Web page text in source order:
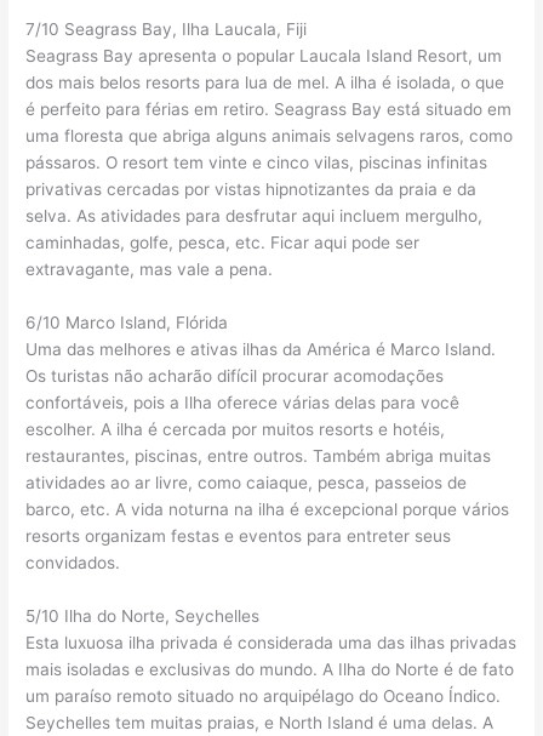
7/10 Seagrass Bay, Ilha Laucala, Fiji
Seagrass Bay apresenta o popular Laucala Island Resort, um
dos mais belos resorts para lua de mel. A ilha é isolada, o que
é perfeito para férias em retiro. Seagrass Bay está situado em
uma floresta que abriga alguns animais selvagens raros, como
pássaros. O resort tem vinte e cinco vilas, piscinas infinitas
privativas cercadas por vistas hipnotizantes da praia e da
selva. As atividades para desfrutar aqui incluem mergulho,
caminhadas, golfe, pesca, etc. Ficar aqui pode ser
extravagante, mas vale a pena.
6/10 Marco Island, Flórida
Uma das melhores e ativas ilhas da América é Marco Island.
Os turistas não acharão difícil procurar acomodações
confortáveis, pois a Ilha oferece várias delas para você
escolher. A ilha é cercada por muitos resorts e hotéis,
restaurantes, piscinas, entre outros. Também abriga muitas
atividades ao ar livre, como caiaque, pesca, passeios de
barco, etc. A vida noturna na ilha é excepcional porque vários
resorts organizam festas e eventos para entreter seus
convidados.
5/10 Ilha do Norte, Seychelles
Esta luxuosa ilha privada é considerada uma das ilhas privadas
mais isoladas e exclusivas do mundo. A Ilha do Norte é de fato
um paraíso remoto situado no arquipélago do Oceano Índico.
Seychelles tem muitas praias, e North Island é uma delas. A